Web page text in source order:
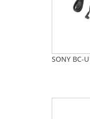
SONY BC-